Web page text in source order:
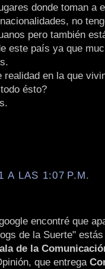
donde toman a
no
pero también
este país ya que
en la que
ésto?
A LAS 1:07 P.M.
encontré que
de la Suerte"
de la
que entrega